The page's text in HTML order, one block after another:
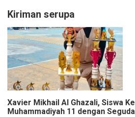
Kiriman serupa
Xavier Mikhail Al Ghazali, Siswa
Muhammadiyah 11 dengan